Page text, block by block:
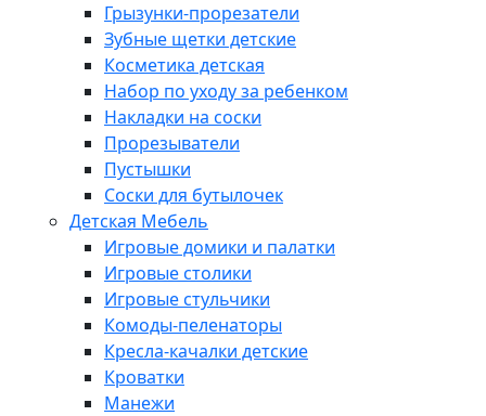
Грызунки-прорезатели
Зубные щетки детские
Косметика детская
Набор по уходу за ребенком
Накладки на соски
Прорезыватели
Пустышки
Соски для бутылочек
Детская Мебель
Игровые домики и палатки
Игровые столики
Игровые стульчики
Комоды-пеленаторы
Кресла-качалки детские
Кроватки
Манежи